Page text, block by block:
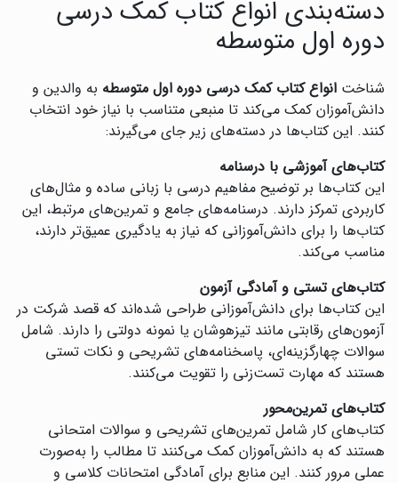
دسته‌بندی انواع کتاب کمک درسی
دوره اول متوسطه
شناخت انواع کتاب کمک درسی دوره اول متوسطه به والدین و
دانش‌آموزان کمک می‌کند تا منبعی متناسب با نیاز خود انتخاب
کنند. این کتاب‌ها در دسته‌های زیر جای می‌گیرند:
کتاب‌های آموزشی با درسنامه
این کتاب‌ها بر توضیح مفاهیم درسی با زبانی ساده و مثال‌های
کاربردی تمرکز دارند. درسنامه‌های جامع و تمرین‌های مرتبط، این
کتاب‌ها را برای دانش‌آموزانی که نیاز به یادگیری عمیق‌تر دارند،
مناسب می‌کند.
کتاب‌های تستی و آمادگی آزمون
این کتاب‌ها برای دانش‌آموزانی طراحی شده‌اند که قصد شرکت در
آزمون‌های رقابتی مانند تیزهوشان یا نمونه دولتی را دارند. شامل
سوالات چهارگزینه‌ای، پاسخنامه‌های تشریحی و نکات تستی
هستند که مهارت تست‌زنی را تقویت می‌کنند.
کتاب‌های تمرین‌محور
کتاب‌های کار شامل تمرین‌های تشریحی و سوالات امتحانی
هستند که به دانش‌آموزان کمک می‌کنند تا مطالب را به‌صورت
عملی مرور کنند. این منابع برای آمادگی امتحانات کلاسی و